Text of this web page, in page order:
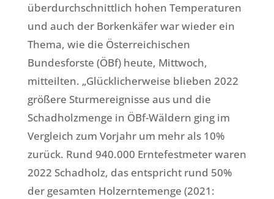
überdurchschnittlich hohen Temperaturen
und auch der Borkenkäfer war wieder ein
Thema, wie die Österreichischen
Bundesforste (ÖBf) heute, Mittwoch,
mitteilten. „Glücklicherweise blieben 2022
größere Sturmereignisse aus und die
Schadholzmenge in ÖBf-Wäldern ging im
Vergleich zum Vorjahr um mehr als 10%
zurück. Rund 940.000 Erntefestmeter waren
2022 Schadholz, das entspricht rund 50%
der gesamten Holzerntemenge (2021: